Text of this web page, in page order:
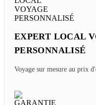
EXPERT LOCAL
PERSONNALISÉ
Voyage sur mesure au prix